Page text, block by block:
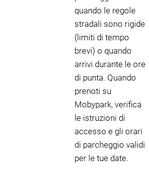
quando le regole
stradali sono rigide
(limiti di tempo
brevi) o quando
arrivi durante le ore
di punta. Quando
prenoti su
Mobypark, verifica
le istruzioni di
accesso e gli orari
di parcheggio validi
per le tue date.